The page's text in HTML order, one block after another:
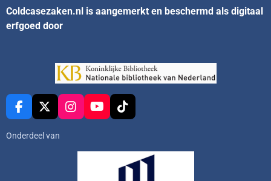
Coldcasezaken.nl is aangemerkt en beschermd als digitaal
erfgoed door
F
a
c
X
I
n
Y
o
T
i
k
Onderdeel van